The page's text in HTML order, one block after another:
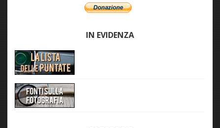
IN EVIDENZA